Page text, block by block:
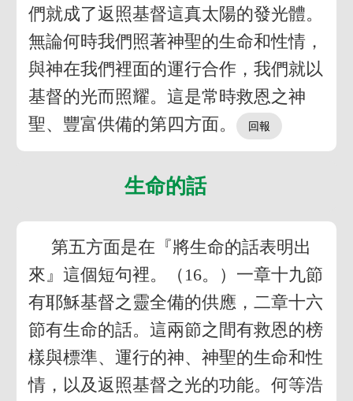
們就成了返照基督這真太陽的發光體。
無論何時我們照著神聖的生命和性情，
與神在我們裡面的運行合作，我們就以
基督的光而照耀。這是常時救恩之神
聖、豐富供備的第四方面。
生命的話
第五方面是在『將生命的話表明出
來』這個短句裡。（16。）一章十九節
有耶穌基督之靈全備的供應，二章十六
節有生命的話。這兩節之間有救恩的榜
樣與標準、運行的神、神聖的生命和性
情，以及返照基督之光的功能。何等浩